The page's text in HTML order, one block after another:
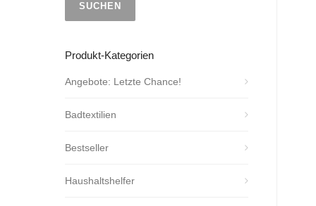
SUCHEN
Produkt-Kategorien
Angebote: Letzte Chance!
Badtextilien
Bestseller
Haushaltshelfer